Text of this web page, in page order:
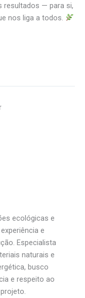
resultados — para si,
nos liga a todos.
ecológicas e
e
Especialista
naturais e
busco
e respeito ao